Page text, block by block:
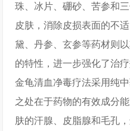
珠、冰片、硼砂、苦参和
皮肤，消除皮损表面的不
黛、丹参、玄参等药材则
的特性，进一步强化了治疗
金龟清血净毒疗法采用纯
之处在于药物的有效成分
肤的汗腺、皮脂腺和毛孔